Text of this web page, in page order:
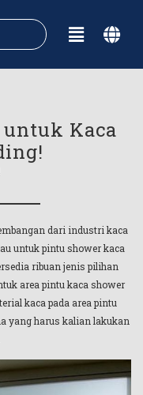
Kaca
dari industri kaca
untuk pintu shower kaca
ribuan jenis pilihan
area pintu kaca shower
kaca pada area pintu
yang harus kalian lakukan